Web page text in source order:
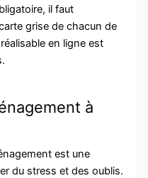
il faut
grise de chacun de
réalisable en ligne est
à
est une
du stress et des oublis.